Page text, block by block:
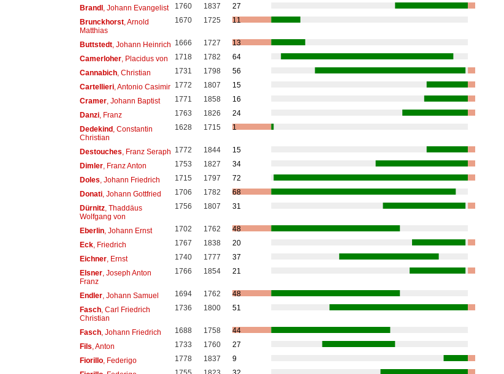
Brandl, Johann Evangelist 1760 1837
27
Brunckhorst, Arnold
Matthias
1670 1725 11
Buttstedt, Johann Heinrich 1666 1727
13
Camerloher, Placidus von 1718 1782
64
Cannabich, Christian 1731 1798
56
Cartellieri, Antonio Casimir 1772 1807
15
Cramer, Johann Baptist 1771 1858
16
Danzi, Franz 1763 1826
24
Dedekind, Constantin
Christian
1628 1715 1
Destouches , Franz Seraph 1772 1844
15
Dimler, Franz Anton 1753 1827
34
Doles , Johann Friedrich 1715 1797
72
Donati, Johann Gottfried 1706 1782
68
Dürnitz, Thaddäus
Wolfgang von
1756 1807 31
Eberlin, Johann Ernst 1702 1762
48
Eck, Friedrich 1767 1838
20
Eichner, Ernst 1740 1777
37
Elsner, Joseph Anton
Franz
1766 1854 21
Endler, Johann Samuel 1694 1762
48
Fasch, Carl Friedrich
Christian
1736 1800 51
Fasch, Johann Friedrich 1688 1758
44
Fils , Anton 1733 1760
27
Fiorillo, Federigo 1778 1837
9